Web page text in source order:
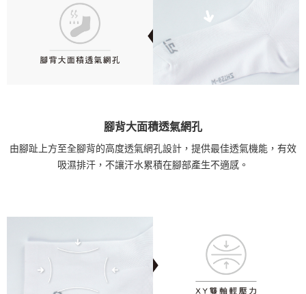
腳背大面積透氣網孔
由腳趾上方至全腳背的高度透氣網孔設計，提供最佳透氣機能，有效
吸濕排汗，不讓汗水累積在腳部產生不適感。